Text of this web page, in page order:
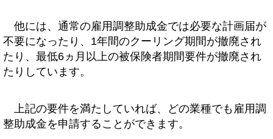
他には、通常の雇用調整助成金では必要な計画届が
不要になったり、1年間のクーリング期間が撤廃され
たり、最低6ヵ月以上の被保険者期間要件が撤廃され
たりしています。
上記の要件を満たしていれば、どの業種でも雇用調
整助成金を申請することができます。